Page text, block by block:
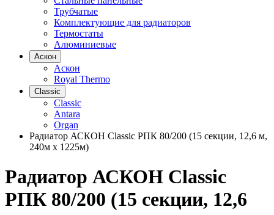
Трубчатые
Комплектующие для радиаторов
Термостаты
Алюминиевые
Аскон
Аскон
Royal Thermo
Classic
Classic
Antara
Organ
Радиатор АСКОН Classic РПК 80/200 (15 секции, 12,6 м,
240м х 1225м)
Радиатор АСКОН Classic
РПК 80/200 (15 секции, 12,6